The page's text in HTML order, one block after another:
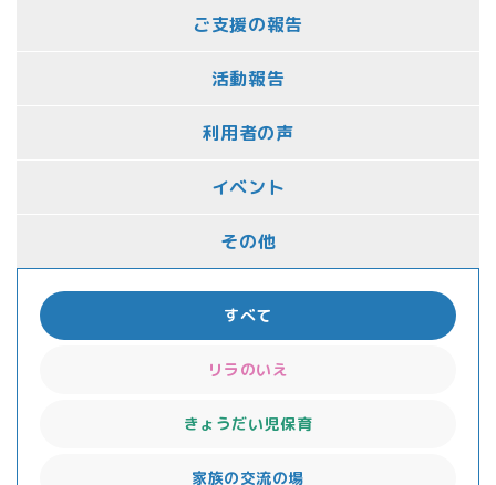
ご支援の報告
活動報告
利用者の声
イベント
その他
すべて
リラのいえ
きょうだい児保育
家族の交流の場